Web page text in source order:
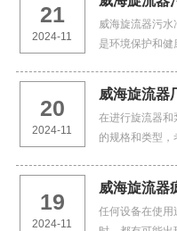
些…
21
2024-11
威海旋流器污水
是环境保护和健
意…
20
2024-11
在进行旋流器和
的规格和类型，
流器…
19
2024-11
威海旋流器
任何设备在使用